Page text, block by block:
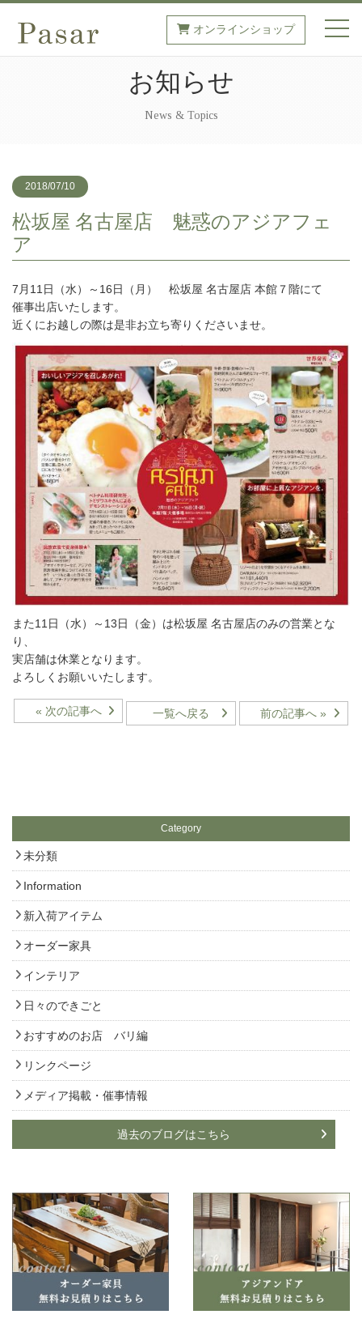
オンラインショップ
お知らせ
News & Topics
2018/07/10
松坂屋 名古屋店 魅惑のアジアフェ
ア
7月11日（水）～16日（月） 松坂屋 名古屋店 本館７階にて
催事出店いたします。
近くにお越しの際は是非お立ち寄りくださいませ。
また11日（水）～13日（金）は松坂屋 名古屋店のみの営業とな
り、
実店舗は休業となります。
よろしくお願いいたします。
« 次の記事へ 一覧へ戻る 前の記事へ »
Category
未分類
Information
新入荷アイテム
オーダー家具
インテリア
日々のできごと
おすすめのお店 バリ編
リンクページ
メディア掲載・催事情報
過去のブログはこちら